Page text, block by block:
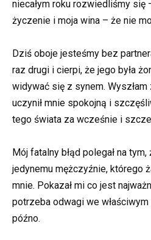
niecałym roku rozwiedliśmy się
życzenie i moja wina – że nie
Dziś oboje jesteśmy bez
raz drugi i cierpi, że jego była
widywać się z synem.
uczynił mnie spokojną i
tego świata za wcześnie i
Mój fatalny błąd polegał na
jedynemu mężczyźnie, którego
mnie. Pokazał mi co jest
potrzeba odwagi we
późno.